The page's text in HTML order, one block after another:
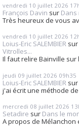
vendredi 10 juillet 2026
François Davin sur Dans
Très heureux de vous
vendredi 10 juillet 2026
Loius-Eric SALEMBIER sur
Vitrolles...
Il faut relire Bainville sur
jeudi 09 juillet 2026 09h35
Loius-Eric SALEMBIER sur
j'ai écrit une méthode
mercredi 08 juillet 2026
Setadire sur Dans le
A propos de Mélanchon